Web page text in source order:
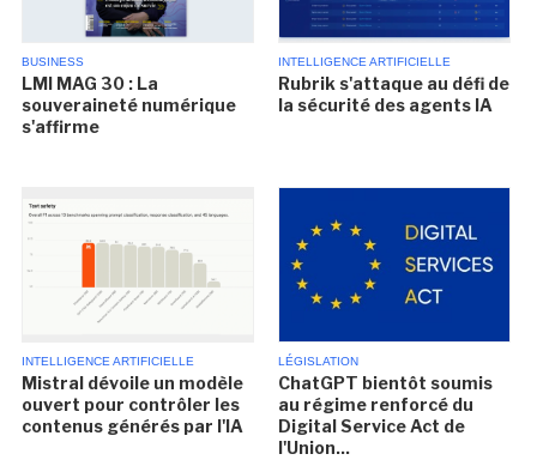
BUSINESS
LMI MAG 30 : La
souveraineté numérique
s'affirme
INTELLIGENCE ARTIFICIELLE
Rubrik s'attaque au défi de
la sécurité des agents IA
INTELLIGENCE ARTIFICIELLE
Mistral dévoile un modèle
ouvert pour contrôler les
contenus générés par l'IA
LÉGISLATION
ChatGPT bientôt soumis
au régime renforcé du
Digital Service Act de
l'Union...